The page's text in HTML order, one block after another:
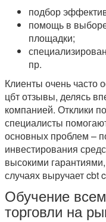
подбор
помощь в
площадки;
пр.
Клиенты очень часто
цбт отзывы, делясь
компанией. Отклики
специалисты
основных проблем –
инвестирования
высокими
случаях выручает cbt
Обучение
торговли на